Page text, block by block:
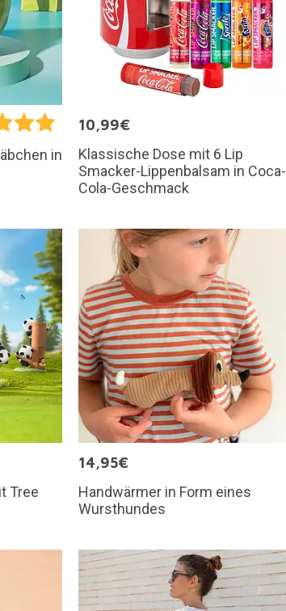
in
10,99€
Klassische Dose mit 6 Lip
Smacker-Lippenbalsam in Coca-
Cola-Geschmack
Tree
14,95€
Handwärmer in Form eines
Wursthundes